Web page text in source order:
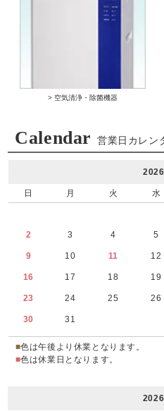
> 空気清浄・除菌機器
Calendar 営業日カレン
日 月 火 水
2 3 4 5
9 10 11 12
16 17 18 19
23 24 25 26
30 31
■色は午後より休業となります。
■色は休業日となります。